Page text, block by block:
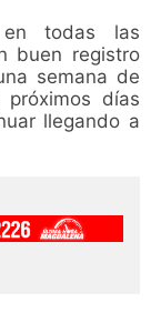
en todas las
buen registro
semana de
días
llegando a